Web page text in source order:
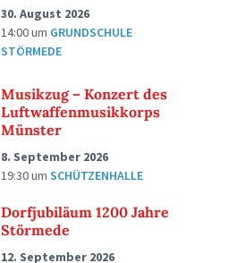
30. August 2026
14:00um GRUNDSCHULE
STÖRMEDE
Musikzug – Konzert des
Luftwaffenmusikkorps
Münster
8. September 2026
19:30umSCHÜTZENHALLE
Dorfjubiläum 1200 Jahre
Störmede
12. September 2026